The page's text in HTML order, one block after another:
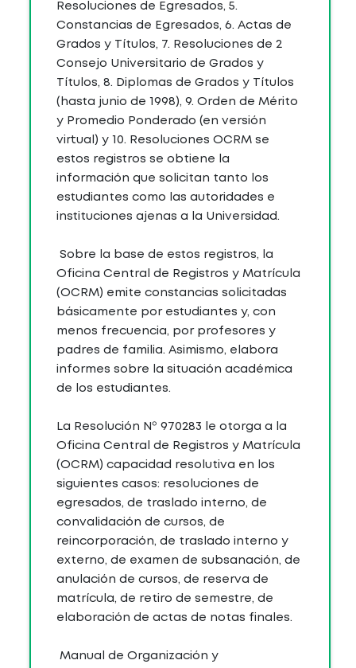
Resoluciones de Egresados, 5.
Constancias de Egresados, 6. Actas de
Grados y Títulos, 7. Resoluciones de 2
Consejo Universitario de Grados y
Títulos, 8. Diplomas de Grados y Títulos
(hasta junio de 1998), 9. Orden de Mérito
y Promedio Ponderado (en versión
virtual) y 10. Resoluciones OCRM se
estos registros se obtiene la
información que solicitan tanto los
estudiantes como las autoridades e
instituciones ajenas a la Universidad.
Sobre la base de estos registros, la
Oficina Central de Registros y Matrícula
(OCRM) emite constancias solicitadas
básicamente por estudiantes y, con
menos frecuencia, por profesores y
padres de familia. Asimismo, elabora
informes sobre la situación académica
de los estudiantes.
La Resolución Nº 970283 le otorga a la
Oficina Central de Registros y Matrícula
(OCRM) capacidad resolutiva en los
siguientes casos: resoluciones de
egresados, de traslado interno, de
convalidación de cursos, de
reincorporación, de traslado interno y
externo, de examen de subsanación, de
anulación de cursos, de reserva de
matrícula, de retiro de semestre, de
elaboración de actas de notas finales.
Manual de Organización y